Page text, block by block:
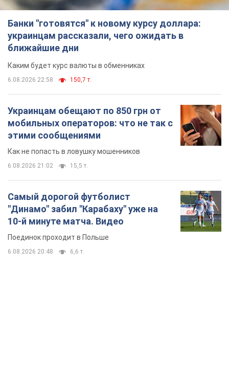
Самый дорогой футболист
"Динамо" забил "Карабаху" уже на
10-й минуте матча. Видео
Поединок проходит в Польше
6.08.2026 20:48 6,6 т.
TOP NEWS